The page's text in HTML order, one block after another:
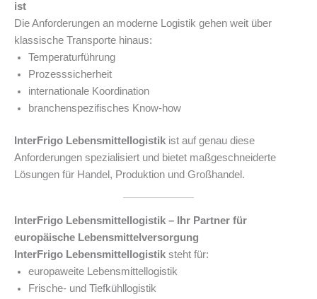
ist
Die Anforderungen an moderne Logistik gehen weit über
klassische Transporte hinaus:
Temperaturführung
Prozesssicherheit
internationale Koordination
branchenspezifisches Know-how
InterFrigo Lebensmittellogistik ist auf genau diese
Anforderungen spezialisiert und bietet maßgeschneiderte
Lösungen für Handel, Produktion und Großhandel.
InterFrigo Lebensmittellogistik – Ihr Partner für
europäische Lebensmittelversorgung
InterFrigo Lebensmittellogistik steht für:
europaweite Lebensmittellogistik
Frische- und Tiefkühllogistik